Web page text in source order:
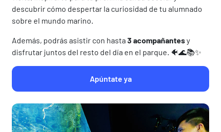
descubrir cómo despertar la curiosidad de tu alumnado
sobre el mundo marino.
Además, podrás asistir con hasta3 acompañantesy
disfrutar juntos del resto del día en el parque. 🐠🌊📚✨
Apúntate ya